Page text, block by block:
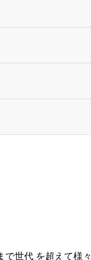
世代 を超えて様